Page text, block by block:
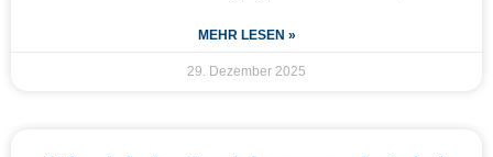
MEHR LESEN »
29. Dezember 2025